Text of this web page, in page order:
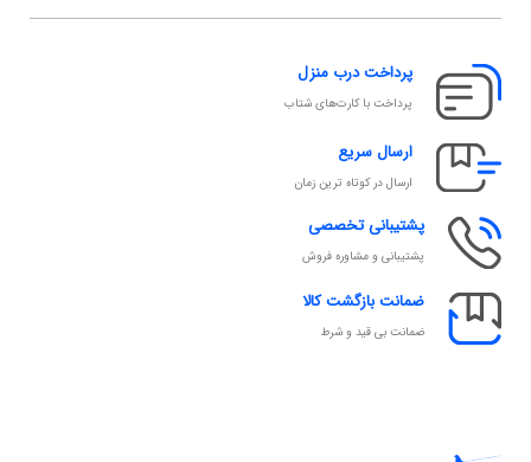
پرداخت درب منزل
پرداخت با کارت‌های شتاب
ارسال سریع
ارسال در کوتاه ترین زمان
پشتیبانی تخصصی
پشتیبانی و مشاوره فروش
ضمانت بازگشت کالا
ضمانت بی قید و شرط